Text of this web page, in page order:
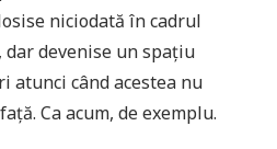
niciodată în cadrul
devenise un spațiu
când acestea nu
Ca acum, de exemplu.